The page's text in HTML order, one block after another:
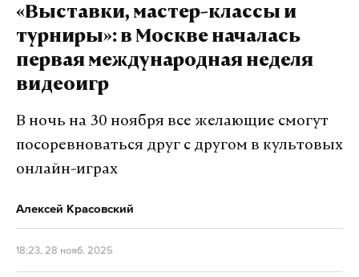
других мессенджеров», — добавили в
регуляторе и рекомендовали россиянам
«переходить на национальные сервисы».
В ведомстве заключили: «В случае, если
требования российского законодательства так и
*принадлежит Meta, организация признана
«Выставки, мастер-классы и
турниры»: в Москве началась
первая международная неделя
видеоигр
В ночь на 30 ноября все желающие смогут
посоревноваться друг с другом в культовых
онлайн-играх
Алексей Красовский
18:23, 28 нояб. 2025